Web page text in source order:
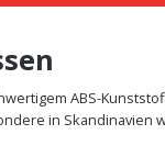
ABS-
in Skandinavien